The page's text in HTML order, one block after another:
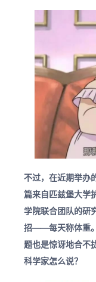
不过，在近期举办
篇来自匹兹堡大学
学院联合团队的研
招——每天称体重
题也是惊讶地合不
科学家怎么说？